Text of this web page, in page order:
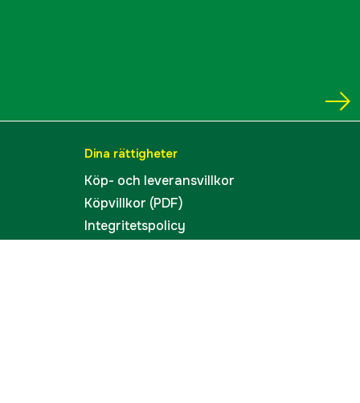
Dina rättigheter
Köp- och leveransvillkor
Köpvillkor (PDF)
Integritetspolicy